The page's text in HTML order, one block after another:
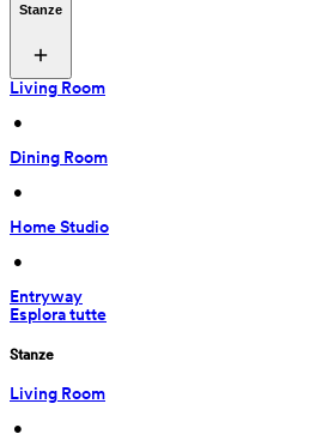
Stanze
Living Room
•
Dining Room
•
Home Studio
•
Entryway
Esplora tutte
Stanze
Living Room
•